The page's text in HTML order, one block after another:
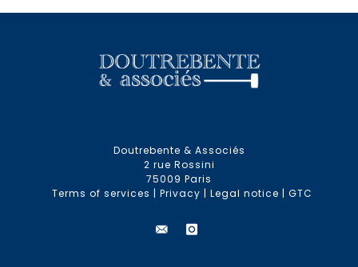
Doutrebente & Associés
2 rue Rossini
75009 Paris
Terms of services | Privacy | Legal notice | GTC